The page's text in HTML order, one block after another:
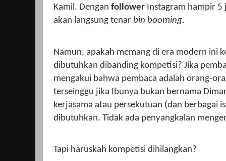
Kamil. Dengan follower Instagram hampir
akan langsung tenar bin booming.
Namun, apakah memang di era modern ini
dibutuhkan dibanding kompetisi? Jika
mengakui bahwa pembaca adalah orang-
terseinggu jika Ibunya bukan bernama
kerjasama atau persekutuan (dan berbagai
dibutuhkan. Tidak ada penyangkalan
Tapi haruskah kompetisi dihilangkan?